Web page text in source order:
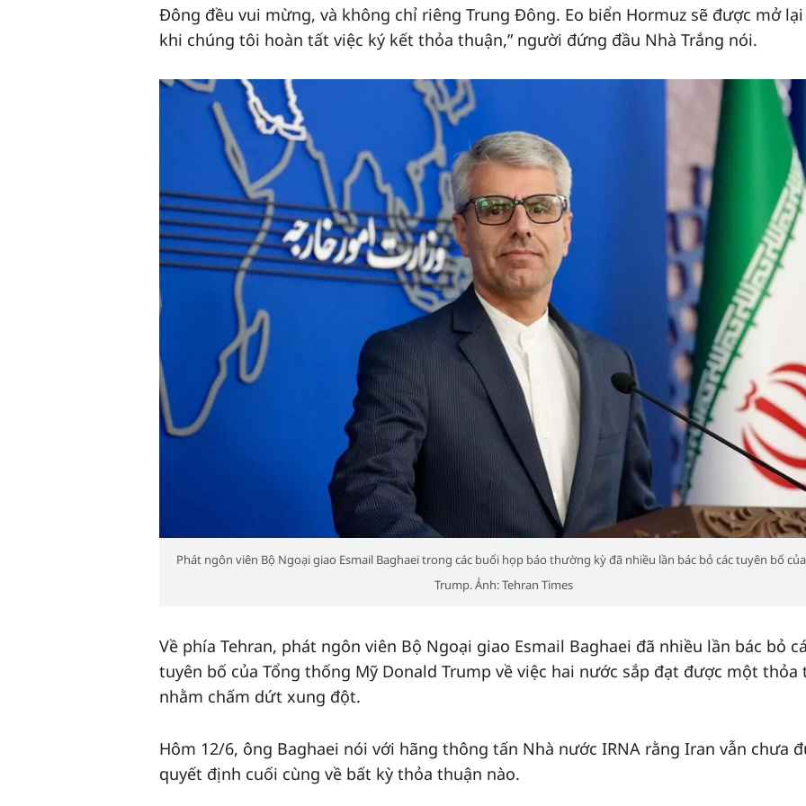
Đông đều vui mừng, và không chỉ riêng Trung Đông. Eo biển Hormuz sẽ được mở
khi chúng tôi hoàn tất việc ký kết thỏa thuận,” người đứng đầu Nhà Trắng nói.
Phát ngôn viên Bộ Ngoại giao Esmail Baghaei trong các buổi họp báo thường kỳ đã nhiều lần bác bỏ các tuyên bố
Trump. Ảnh: Tehran Times
Về phía Tehran, phát ngôn viên Bộ Ngoại giao Esmail Baghaei đã nhiều lần bác bỏ
tuyên bố của Tổng thống Mỹ Donald Trump về việc hai nước sắp đạt được một thỏa
nhằm chấm dứt xung đột.
Hôm 12/6, ông Baghaei nói với hãng thông tấn Nhà nước IRNA rằng Iran vẫn chưa
quyết định cuối cùng về bất kỳ thỏa thuận nào.